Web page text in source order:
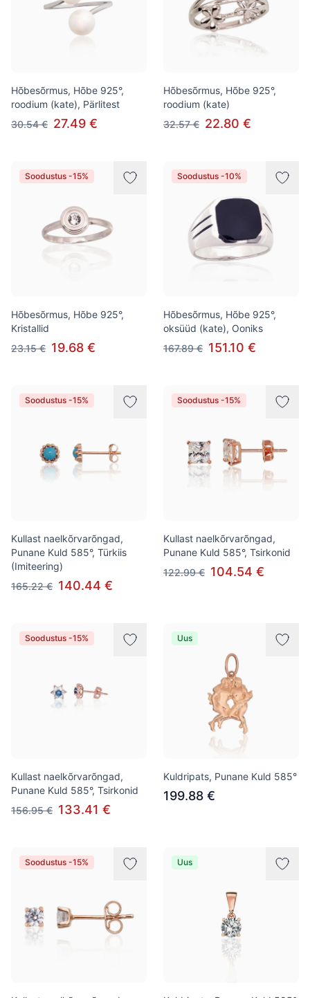
Hõbesõrmus, Hõbe 925°,
roodium (kate), Pärlitest
30.54 € 27.49 €
Hõbesõrmus, Hõbe 925°,
roodium (kate)
32.57 € 22.80 €
Soodustus -15%
Hõbesõrmus, Hõbe 925°,
Kristallid
23.15 € 19.68 €
Soodustus -10%
Hõbesõrmus, Hõbe 925°,
oksüüd (kate), Ooniks
167.89 € 151.10 €
Soodustus -15%
Kullast naelkõrvarõngad,
Punane Kuld 585°, Türkiis
(Imiteering)
165.22 € 140.44 €
Soodustus -15%
Kullast naelkõrvarõngad,
Punane Kuld 585°, Tsirkonid
122.99 € 104.54 €
Soodustus -15%
Kullast naelkõrvarõngad,
Punane Kuld 585°, Tsirkonid
156.95 € 133.41 €
Uus
Kuldripats, Punane Kuld 585°
199.88 €
Soodustus -15% Uus